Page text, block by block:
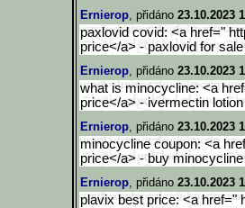
Ernierop, přidáno 23.10.2023
paxlovid covid: <a href="
price</a> - paxlovid for sale
Ernierop, přidáno 23.10.2023
what is minocycline: <a
price</a> - ivermectin
Ernierop, přidáno 23.10.2023
minocycline coupon: <a
price</a> - buy
Ernierop, přidáno 23.10.2023
plavix best price: <a href="